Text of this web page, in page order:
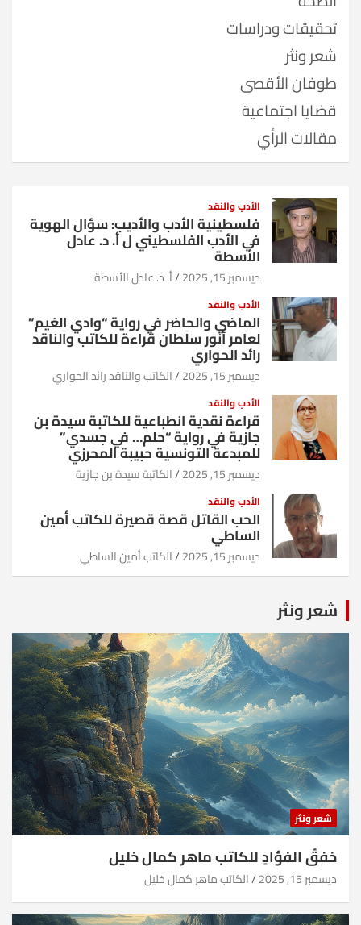
تحقيقات ودراسات
شعر ونثر
طوفان الأقصى
قضايا اجتماعية
مقالات الرأي
الأدب والنقد
فلسطينية الأدب والأديب: سؤال الهوية
في الأدب الفلسطيني ل أ. د. عادل
الأسطة
ديسمبر 15, 2025 أ. د. عادل الأسطة
الأدب والنقد
الماضي والحاضر في رواية “وادي الغيم”
لعامر أنور سلطان قراءة للكاتب والناقد
رائد الحواري
ديسمبر 15, 2025 الكاتب والناقد رائد الحواري
الأدب والنقد
قراءة نقدية انطباعية للكاتبة سيدة بن
جازية في رواية “حلم… في جسدي”
للمبدعة التونسية حبيبة المحرزي
ديسمبر 15, 2025 الكاتبة سيدة بن جازية
الأدب والنقد
الحب القاتل قصة قصيرة للكاتب أمين
الساطي
ديسمبر 15, 2025 الكاتب أمين الساطي
شعر ونثر
شعر ونثر
خفقُ الفؤادِ للكاتب ماهر كمال خليل
ديسمبر 15, 2025 الكاتب ماهر كمال خليل